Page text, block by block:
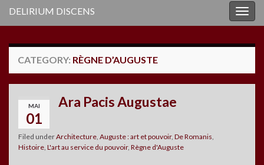
DELIRIUM DISCENS
CATEGORY: RÈGNE D’AUGUSTE
MAI
01
Ara Pacis Augustae
Filed underArchitecture Auguste : art et pouvoir, De Romanis
Histoire L'art au service du pouvoir, Règne d'Auguste